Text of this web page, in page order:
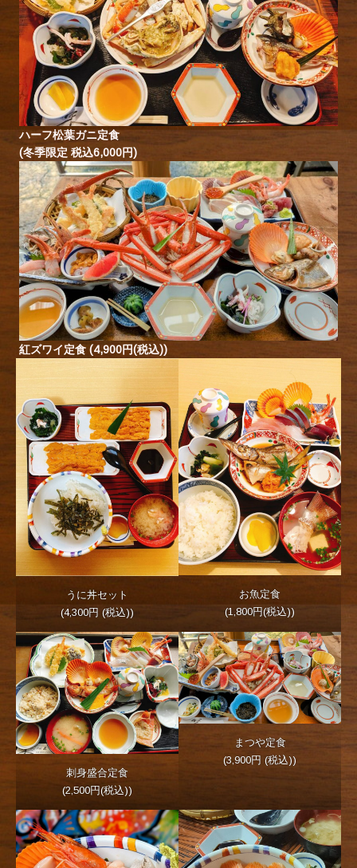
ハーフ松葉ガニ定食
(冬季限定 税込6,000円)
紅ズワイ定食 (4,900円(税込))
うに丼セット
(4,300円 (税込))
お魚定食
(1,800円(税込))
刺身盛合定食
(2,500円(税込))
まつや定食
(3,900円 (税込))